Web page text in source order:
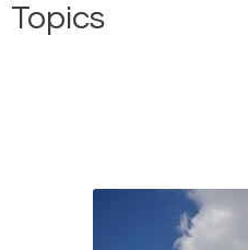
Topics